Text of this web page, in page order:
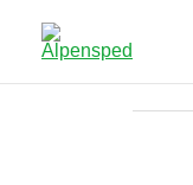
Inhalt
springen